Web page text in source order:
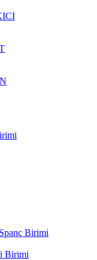
Birimi
Birimi